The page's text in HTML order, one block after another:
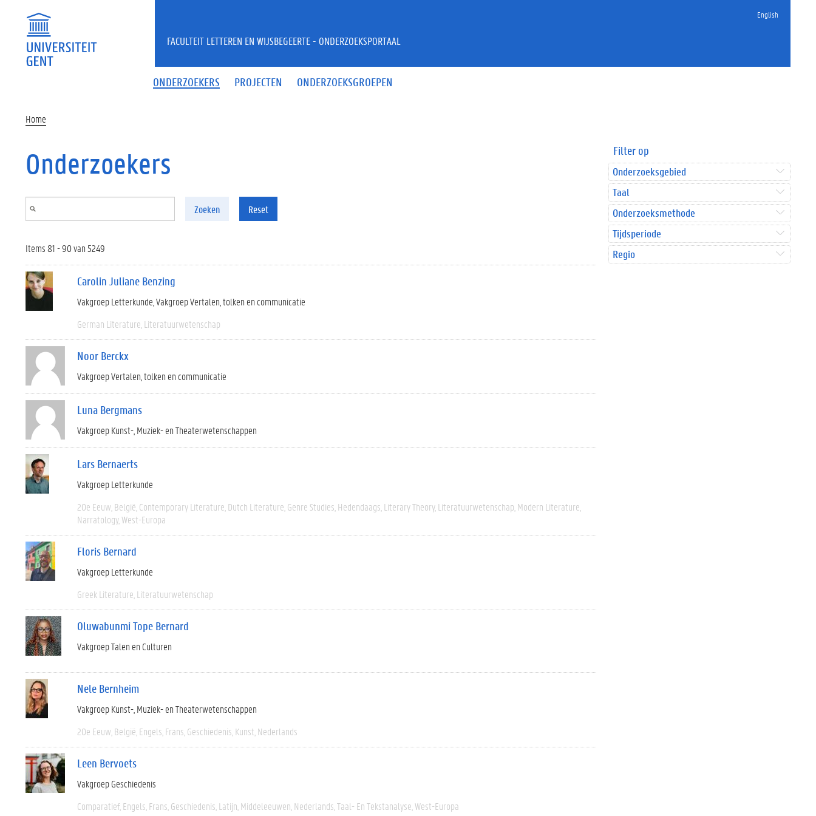
English
ONDERZOEKERS PROJECTEN ONDERZOEKSGROEPEN
FACULTEIT LETTEREN EN WIJSBEGEERTE - ONDERZOEKSPORTAAL
Home
Onderzoekers
Zoeken Reset
Items 81 - 90 van 5249
Carolin Juliane Benzing
Vakgroep Letterkunde Vakgroep Vertalen, tolken en communicatie
German Literature Literatuurwetenschap
Noor Berckx
Vakgroep Vertalen, tolken en communicatie
Luna Bergmans
Vakgroep Kunst-, Muziek- en Theaterwetenschappen
Lars Bernaerts
Vakgroep Letterkunde
20e Eeuw België Contemporary Literature Dutch Literature Genre Studies Hedendaags Literary Theory Literatuurwetenschap Modern Literature
Narratology West-Europa
Floris Bernard
Vakgroep Letterkunde
Greek Literature Literatuurwetenschap
Oluwabunmi Tope Bernard
Vakgroep Talen en Culturen
Nele Bernheim
Vakgroep Kunst-, Muziek- en Theaterwetenschappen
20e Eeuw België Engels Frans Geschiedenis Kunst Nederlands
Leen Bervoets
Vakgroep Geschiedenis
Comparatief Engels Frans Geschiedenis Latijn Middeleeuwen Nederlands Taal- En Tekstanalyse West-Europa
Filter op
Onderzoeksgebied
Taal
Onderzoeksmethode
Tijdsperiode
Regio